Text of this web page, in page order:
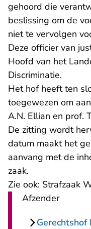
gehoord die
beslissing om de
niet te vervolgen
Deze officier van
Hoofd van het
Discriminatie.
Het hof heeft ten
toegewezen om
A.N. Ellian en prof.
De zitting wordt
datum maakt het
aanvang met de
zaak.
Zie ook: Strafzaak
Afzender
Gerechtshof